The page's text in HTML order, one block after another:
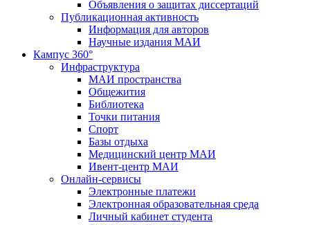
Объявления о защитах диссертаций
Публикационная активность
Информация для авторов
Научные издания МАИ
Кампус 360°
Инфраструктура
МАИ пространства
Общежития
Библиотека
Точки питания
Спорт
Базы отдыха
Медицинский центр МАИ
Ивент-центр МАИ
Онлайн-сервисы
Электронные платежи
Электронная образовательная среда
Личный кабинет студента